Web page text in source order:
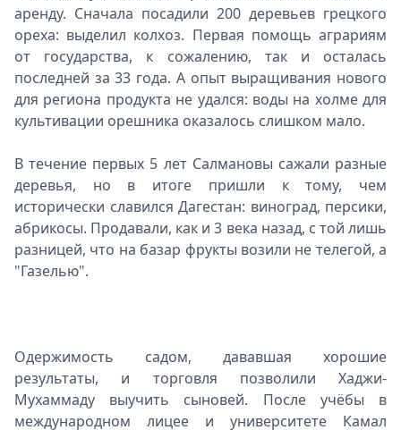
аренду. Сначала посадили 200 деревьев грецкого
ореха: выделил колхоз. Первая помощь аграриям
от государства, к сожалению, так и осталась
последней за 33 года. А опыт выращивания нового
для региона продукта не удался: воды на холме для
культивации орешника оказалось слишком мало.
В течение первых 5 лет Салмановы сажали разные
деревья, но в итоге пришли к тому, чем
исторически славился Дагестан: виноград, персики,
абрикосы. Продавали, как и 3 века назад, с той лишь
разницей, что на базар фрукты возили не телегой, а
"Газелью".
Одержимость садом, дававшая хорошие
результаты, и торговля позволили Хаджи-
Мухаммаду выучить сыновей. После учёбы в
международном лицее и университете Камал